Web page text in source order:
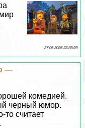
27 06 2026 22:39:29
—
комедией.
черный юмор.
то считает